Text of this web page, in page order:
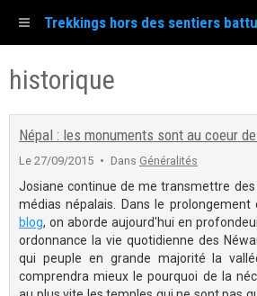
Trekkings hors des sentiers
historique
Népal : les monuments sont au coeur
Le 27/09/2015 Dans Généralités
Josiane continue de me transmettre
médias népalais. Dans le
blog, on aborde aujourd'hui en
ordonnance la vie quotidienne des
qui peuple en grande majorité la
comprendra mieux le pourquoi de la